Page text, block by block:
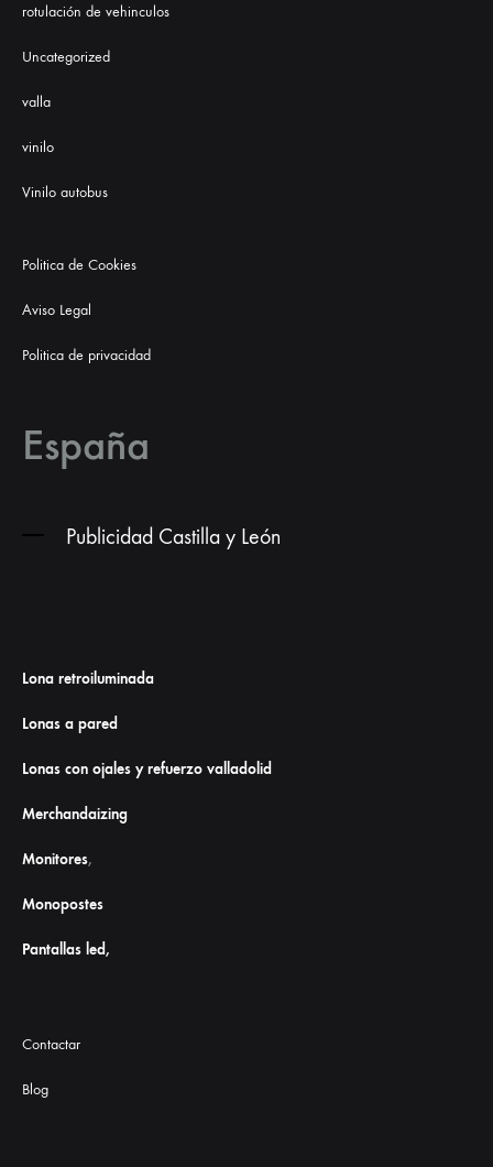
rotulación de vehinculos
Uncategorized
valla
vinilo
Vinilo autobus
Politica de Cookies
Aviso Legal
Politica de privacidad
España
Publicidad Castilla y León
Lona retroiluminada
Lonas a pared
Lonas con ojales y refuerzo valladolid
Merchandaizing
Monitores,
Monopostes
Pantallas led,
Contactar
Blog